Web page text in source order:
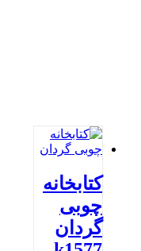
کتابخانه
چوبی
گردان